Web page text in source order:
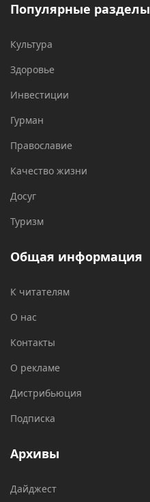
Популярные разделы
Культура
Здоровье
Инвестиции
Гурман
Православие
Качество жизни
Досуг
Туризм
Общая информация
К читателям
О нас
Контакты
О рекламе
Дистрибьюция
Подписка
Архивы
Дайджест